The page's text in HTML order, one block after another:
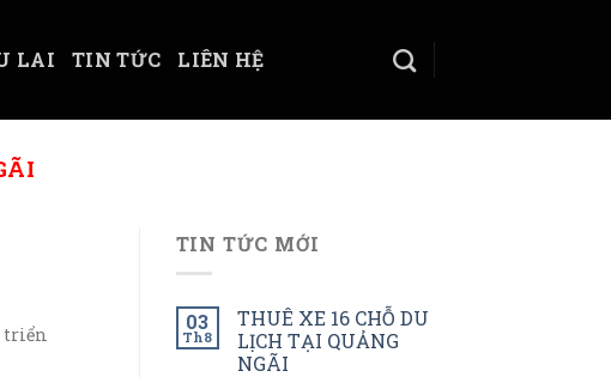
LAI TIN TỨC LIÊN HỆ
triển
TIN TỨC MỚI
03
Th8
THUÊ XE 16 CHỖ DU
LỊCH TẠI QUẢNG
NGÃI